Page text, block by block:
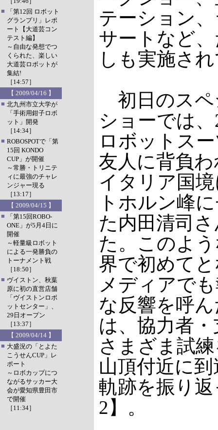
■
「第12回 ロボット
グランプリ」レポ
ート【大道芸コン
テスト編】
～自由な発想でつ
くられた、楽しい
大道芸ロボットが
集結!
［14:57］
【 2009/04/16 】
■ 北九州市立大学が
「手術用鉗子ロボ
ット」開発
［14:34］
■ ROBOSPOTで「第
15回 KONDO
CUP」が開催
～常勝・トリニテ
ィに最強のチャレ
ンジャー現る
［13:17］
【 2009/04/15 】
■
「第15回ROBO-
ONE」が5月4日に
開催
～軽量級ロボット
による一発勝負の
トーナメント戦
［18:50］
■ ヴイストン、秋葉
原に初の直営店舗
「ヴイストンロボ
ットセンター」、
29日オープン
［13:37］
【 2009/04/14 】
■ 大盛況の「とよた
こうせんCUP」レ
ポート
～ロボカップにつ
ながるサッカー大
会が愛知県豊田市
で開催
［11:34］
テーション
サートなど
しも実施さ
初日のスペ
ショーでは
ロボットス
友人に背負
イタリア国
トホルン峰
た内田清司
た。このよ
界で初めて
メディアで
な反響を呼
は、協力者
さまざま試
山頂付近に
軌跡を振り
2】。